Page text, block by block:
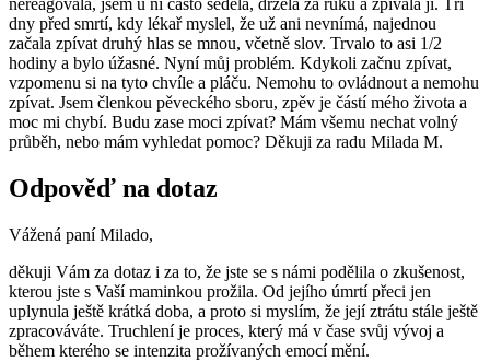
nereagovala, jsem u ní často seděla, držela za ruku a zpívala jí. Tři
dny před smrtí, kdy lékař myslel, že už ani nevnímá, najednou
začala zpívat druhý hlas se mnou, včetně slov. Trvalo to asi 1/2
hodiny a bylo úžasné. Nyní můj problém. Kdykoli začnu zpívat,
vzpomenu si na tyto chvíle a pláču. Nemohu to ovládnout a nemohu
zpívat. Jsem členkou pěveckého sboru, zpěv je částí mého života a
moc mi chybí. Budu zase moci zpívat? Mám všemu nechat volný
průběh, nebo mám vyhledat pomoc? Děkuji za radu Milada M.
Odpověď na dotaz
Vážená paní Milado,
děkuji Vám za dotaz i za to, že jste se s námi podělila o zkušenost,
kterou jste s Vaší maminkou prožila. Od jejího úmrtí přeci jen
uplynula ještě krátká doba, a proto si myslím, že její ztrátu stále ještě
zpracováváte. Truchlení je proces, který má v čase svůj vývoj a
během kterého se intenzita prožívaných emocí mění.